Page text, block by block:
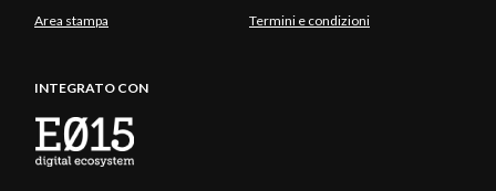
Area stampa Termini e condizioni
INTEGRATO CON